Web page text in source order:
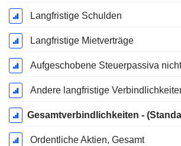
Langfristige Schulden
Langfristige Mietverträge
Aufgeschobene Steuerpassiva nicht
Andere langfristige
Ordentliche Aktien, Gesamt